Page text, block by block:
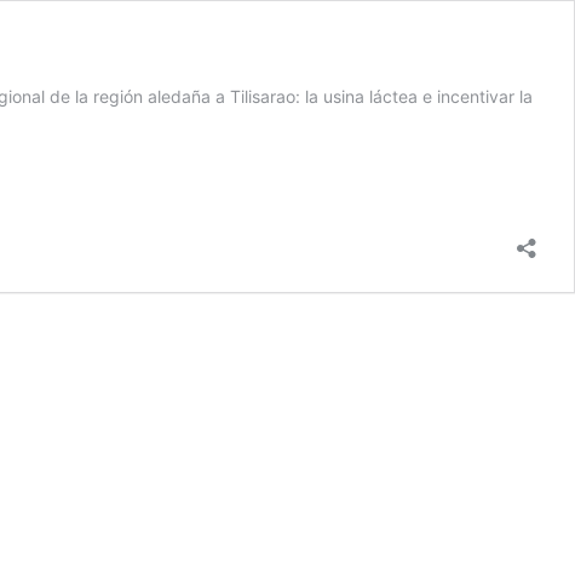
de la región aledaña a Tilisarao: la usina láctea e incentivar la